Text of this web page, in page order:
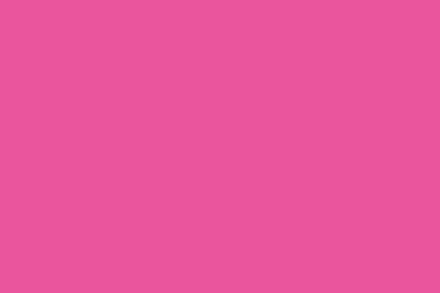
usaha atau target market. Sebagian besar pelanggan biasanya memilih desain yang
malam.
lebih mudah menarik pengunjung dan meningkatkan potensi pendapatan